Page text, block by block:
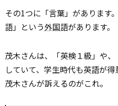
その1つに「言葉」があります
語」という外国語があります。
茂木さんは、「英検１級」や
していて、学生時代も英語が
茂木さんが訴えるのがこれ。